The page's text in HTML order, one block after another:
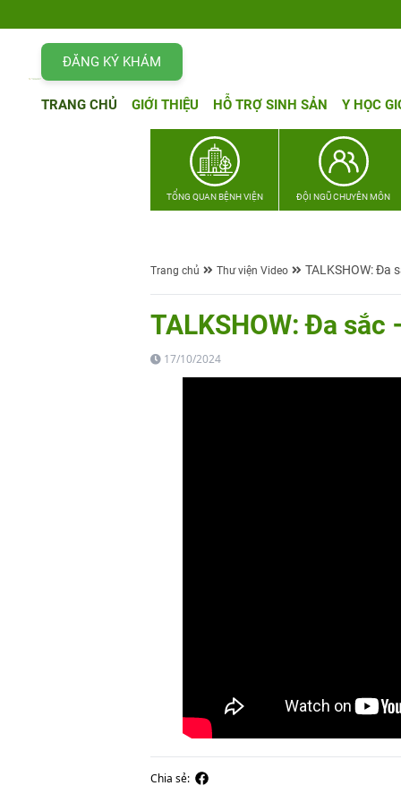
ĐĂNG KÝ KHÁM
TRANG CHỦ GIỚI THIỆU HỖ TRỢ SINH SẢN Y HỌC
TỔNG QUAN BỆNH VIỆN ĐỘI NGŨ CHUYÊN MÔN
Trang chủ Thư viện Video TALKSHOW: Đa
TALKSHOW: Đa
17/10/2024
Chia sẻ: